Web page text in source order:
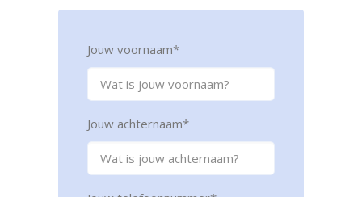
Jouw voornaam*
Jouw achternaam*